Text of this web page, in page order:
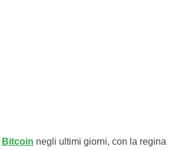
Bitcoin negli ultimi giorni, con la regina